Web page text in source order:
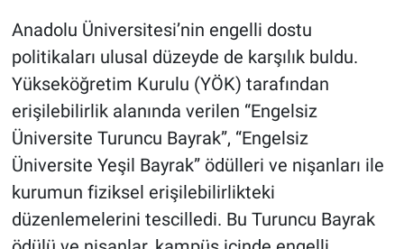
Anadolu Üniversitesi’nin engelli dostu
politikaları ulusal düzeyde de karşılık buldu.
Yükseköğretim Kurulu (YÖK) tarafından
erişilebilirlik alanında verilen “Engelsiz
Üniversite Turuncu Bayrak”, “Engelsiz
Üniversite Yeşil Bayrak” ödülleri ve nişanları ile
kurumun fiziksel erişilebilirlikteki
düzenlemelerini tescilledi. Bu Turuncu Bayrak